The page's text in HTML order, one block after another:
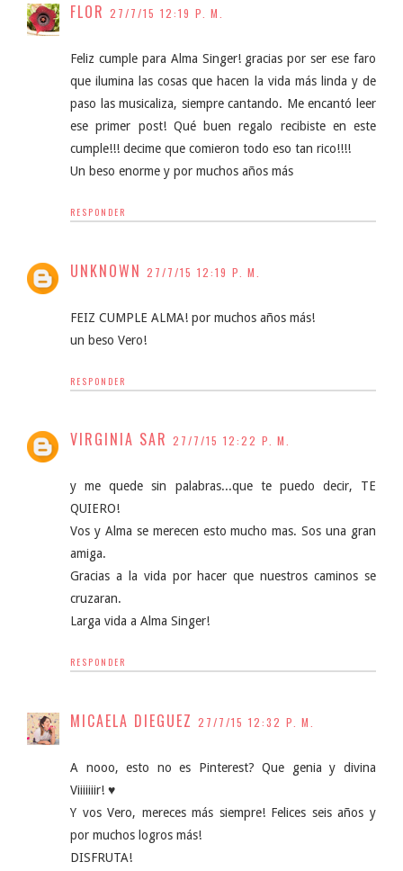
FLOR 27/7/15 12:19 P. M.
Feliz cumple para Alma Singer! gracias por ser ese faro
que ilumina las cosas que hacen la vida más linda y de
paso las musicaliza, siempre cantando. Me encantó leer
ese primer post! Qué buen regalo recibiste en este
cumple!!! decime que comieron todo eso tan rico!!!!
Un beso enorme y por muchos años más
RESPONDER
UNKNOWN 27/7/15 12:19 P. M.
FEIZ CUMPLE ALMA! por muchos años más!
un beso Vero!
RESPONDER
VIRGINIA SAR 27/7/15 12:22 P. M.
y me quede sin palabras...que te puedo decir, TE
QUIERO!
Vos y Alma se merecen esto mucho mas. Sos una gran
amiga.
Gracias a la vida por hacer que nuestros caminos se
cruzaran.
Larga vida a Alma Singer!
RESPONDER
MICAELA DIEGUEZ 27/7/15 12:32 P. M.
A nooo, esto no es Pinterest? Que genia y divina
Viiiiiiir! ♥
Y vos Vero, mereces más siempre! Felices seis años y
por muchos logros más!
DISFRUTA!